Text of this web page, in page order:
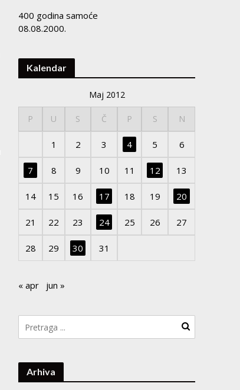
400 godina samoće
08.08.2000.
Kalendar
Maj 2012
P U S Č P S N
1 2 3 4 5 6
7 8 9 10 11 12 13
14 15 16 17 18 19 20
21 22 23 24 25 26 27
28 29 30 31
« apr jun »
Arhiva